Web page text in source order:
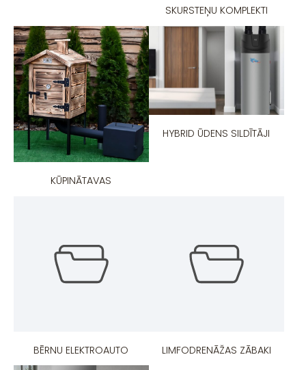
SKURSTEŅU KOMPLEKTI
KŪPINĀTAVAS
HYBRID ŪDENS SILDĪTĀJI
BĒRNU ELEKTROAUTO LIMFODRENĀŽAS ZĀBAKI